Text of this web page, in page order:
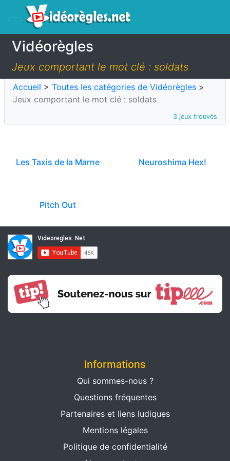
Vidéorègles
Jeux comportant le mot clé : soldats
Accueil > Toutes les catégories de Vidéorègles >
Jeux comportant le mot clé : soldats
3 jeux trouvés
Les Taxis de la Marne Neuroshima Hex!
Pitch Out
Informations
Qui sommes-nous ?
Questions fréquentes
Partenaires et liens ludiques
Mentions légales
Politique de confidentialité